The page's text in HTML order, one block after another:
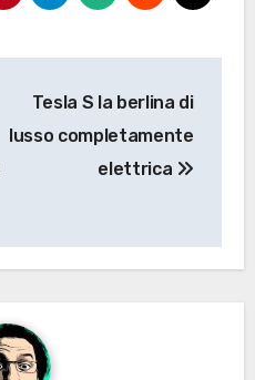
Tesla S la berlina di
lusso completamente
elettrica